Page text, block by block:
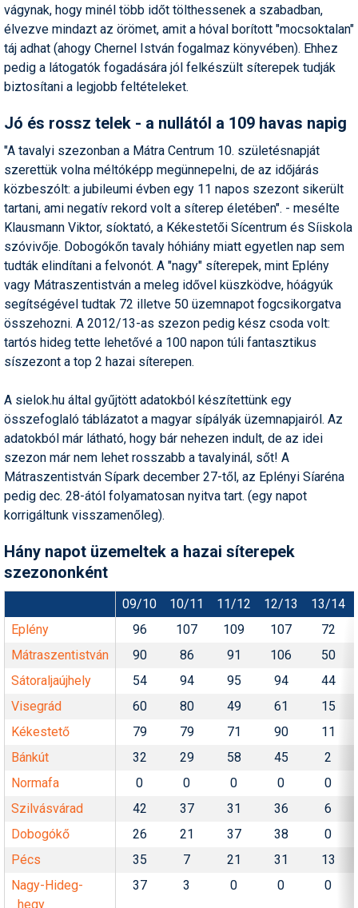
vágynak, hogy minél több időt tölthessenek a szabadban,
élvezve mindazt az örömet, amit a hóval borított "mocsoktalan"
táj adhat (ahogy Chernel István fogalmaz könyvében). Ehhez
pedig a látogatók fogadására jól felkészült síterepek tudják
biztosítani a legjobb feltételeket.
Jó és rossz telek - a nullától a 109 havas napig
"A tavalyi szezonban a Mátra Centrum 10. születésnapját
szerettük volna méltóképp megünnepelni, de az időjárás
közbeszólt: a jubileumi évben egy 11 napos szezont sikerült
tartani, ami negatív rekord volt a síterep életében". - mesélte
Klausmann Viktor, síoktató, a Kékestetői Sícentrum és Síiskola
szóvivője. Dobogókőn tavaly hóhiány miatt egyetlen nap sem
tudták elindítani a felvonót. A "nagy" síterepek, mint Eplény
vagy Mátraszentistván a meleg idővel küszködve, hóágyúk
segítségével tudtak 72 illetve 50 üzemnapot fogcsikorgatva
összehozni. A 2012/13-as szezon pedig kész csoda volt:
tartós hideg tette lehetővé a 100 napon túli fantasztikus
síszezont a top 2 hazai síterepen.
A sielok.hu által gyűjtött adatokból készítettünk egy
összefoglaló táblázatot a magyar sípályák üzemnapjairól. Az
adatokból már látható, hogy bár nehezen indult, de az idei
szezon már nem lehet rosszabb a tavalyinál, sőt! A
Mátraszentistván Sípark december 27-től, az Eplényi Síaréna
pedig dec. 28-ától folyamatosan nyitva tart. (egy napot
korrigáltunk visszamenőleg).
Hány napot üzemeltek a hazai síterepek
szezononként
09/10 10/11 11/12 12/13
13/14
Eplény
96 107 109 107
72
Mátraszentistván
90 86 91 106
50
Sátoraljaújhely
54 94 95 94
44
Visegrád
60 80 49 61
15
Kékestető
79 79 71 90
11
Bánkút
32 29 58 45
2
Normafa
0 0 0 0
0
Szilvásvárad
42 37 31 36
6
Dobogókő
26 21 37 38
0
Pécs
35 7 21 31
13
Nagy-Hideg-
hegy
37 3 0 0 0